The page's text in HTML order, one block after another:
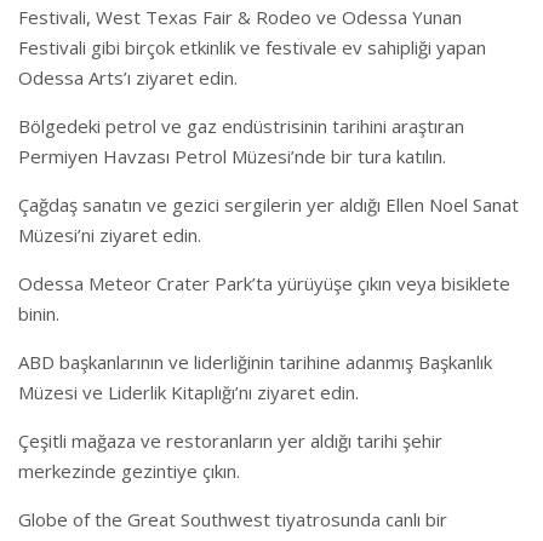
Festivali, West Texas Fair & Rodeo ve Odessa Yunan
Festivali gibi birçok etkinlik ve festivale ev sahipliği yapan
Odessa Arts’ı ziyaret edin.
Bölgedeki petrol ve gaz endüstrisinin tarihini araştıran
Permiyen Havzası Petrol Müzesi’nde bir tura katılın.
Çağdaş sanatın ve gezici sergilerin yer aldığı Ellen Noel Sanat
Müzesi’ni ziyaret edin.
Odessa Meteor Crater Park’ta yürüyüşe çıkın veya bisiklete
binin.
ABD başkanlarının ve liderliğinin tarihine adanmış Başkanlık
Müzesi ve Liderlik Kitaplığı’nı ziyaret edin.
Çeşitli mağaza ve restoranların yer aldığı tarihi şehir
merkezinde gezintiye çıkın.
Globe of the Great Southwest tiyatrosunda canlı bir